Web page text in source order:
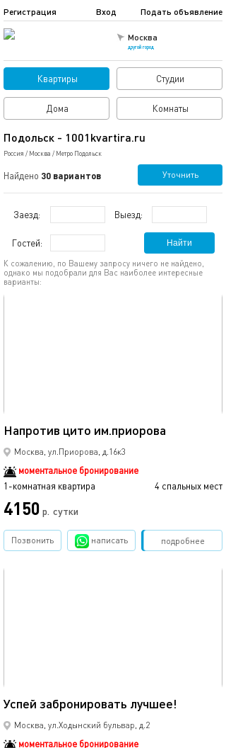
Москва
другой город
Подать объявление
Регистрация Вход
Квартиры Студии
Дома Комнаты
Подольск - 1001kvartira.ru
Россия / Москва / Метро Подольск
Найдено 30 вариантов Уточнить
Заезд: Выезд:
Гостей: Найти
К сожалению, по Вашему запросу ничего не найдено,
однако мы подобрали для Вас наиболее интересные
варианты:
Напротив цито им.приорова
Москва, ул.Приорова, д.16к3
моментальное бронирование
1-комнатная квартира
4 спальных мест
4150 р. сутки
подробнее
Позвонить написать Забронировать
Успей забронировать лучшее!
Москва, ул.Ходынский бульвар, д.2
моментальное бронирование